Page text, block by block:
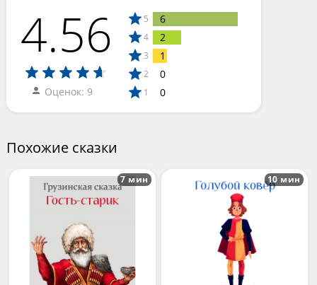
4.56
Оценок: 9
5 6
4 2
3 1
2 0
1 0
Похожие сказки
7 мин 10 мин